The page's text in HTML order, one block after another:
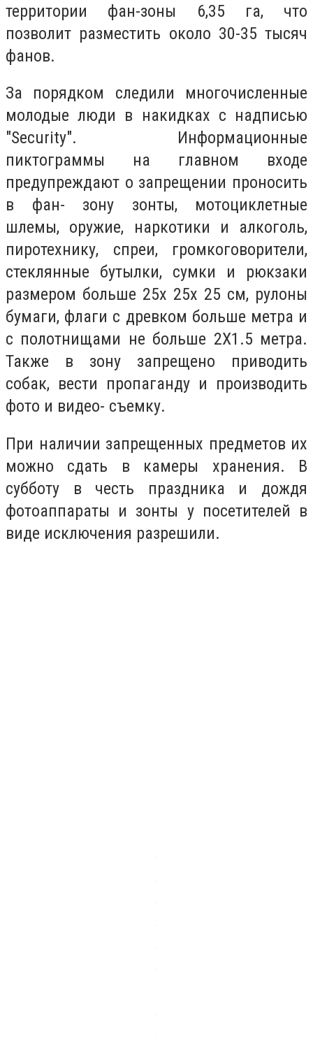
территории фан-зоны 6,35 га, что
позволит разместить около 30-35 тысяч
фанов.
За порядком следили многочисленные
молодые люди в накидках с надписью
"Security". Информационные
пиктограммы на главном входе
предупреждают о запрещении проносить
в фан- зону зонты, мотоциклетные
шлемы, оружие, наркотики и алкоголь,
пиротехнику, спреи, громкоговорители,
стеклянные бутылки, сумки и рюкзаки
размером больше 25х 25х 25 см, рулоны
бумаги, флаги с древком больше метра и
с полотнищами не больше 2Х1.5 метра.
Также в зону запрещено приводить
собак, вести пропаганду и производить
фото и видео- съемку.
При наличии запрещенных предметов их
можно сдать в камеры хранения. В
субботу в честь праздника и дождя
фотоаппараты и зонты у посетителей в
виде исключения разрешили.